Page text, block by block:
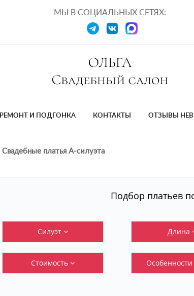
МЫ В СОЦИАЛЬНЫХ СЕТЯХ:
РЕМОНТ И ПОДГОНКА КОНТАКТЫ ОТЗЫВЫ
Свадебные платья А-силуэта
Подбор платьев
Силуэт Длина
Стоимость Особенности